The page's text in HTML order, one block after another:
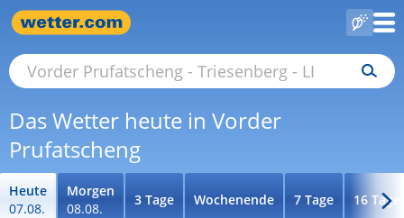
Das Wetter heute in Vorder
Prufatscheng
Heute
07.08.
Morgen
08.08.
3 Tage Wochenende 7 Tage 16 Tage